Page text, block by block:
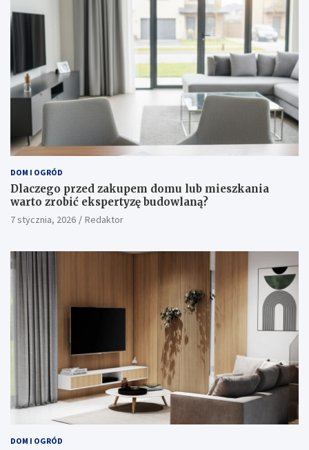
DOM I OGRÓD
Dlaczego przed zakupem domu lub mieszkania
warto zrobić ekspertyzę budowlaną?
7 stycznia, 2026 Redaktor
DOM I OGRÓD